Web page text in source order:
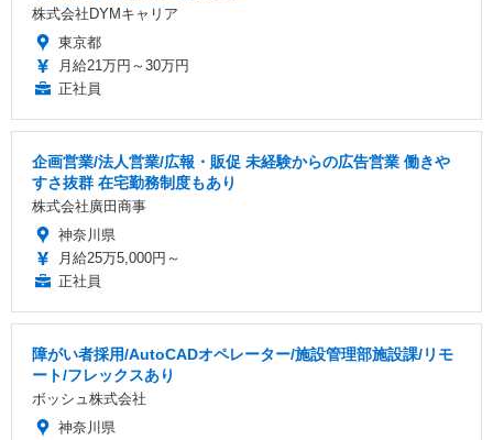
株式会社DYMキャリア
東京都
月給21万円～30万円
正社員
企画営業/法人営業/広報・販促 未経験からの広告営業 働きや
すさ抜群 在宅勤務制度もあり
株式会社廣田商事
神奈川県
月給25万5,000円～
正社員
障がい者採用/AutoCADオペレーター/施設管理部施設課/リモ
ート/フレックスあり
ボッシュ株式会社
神奈川県